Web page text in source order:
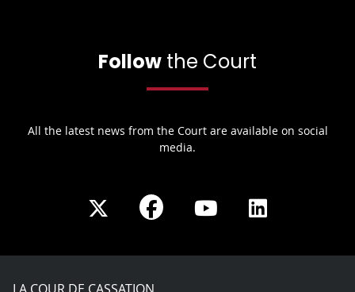
Follow the Court
All the latest news from the Court are available on social
media.
Share
X
Share
Facebook
Share
YoutubeLinkedIn